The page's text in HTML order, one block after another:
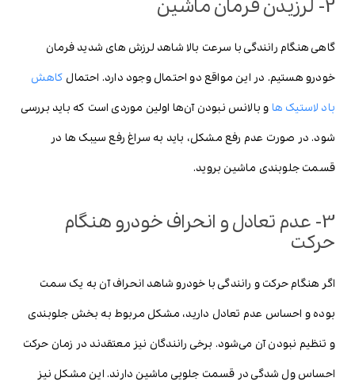
2- لرزیدن فرمان ماشین
گاهی هنگام رانندگی با سرعت بالا شاهد لرزش های شدید فرمان
خودرو هستیم. در این مواقع دو احتمال وجود دارد. احتمال کاهش
باد لاستیک ها و بالانس نبودن آن‌ها اولین موردی است که باید بررسی
شود. در صورت عدم رفع مشکل، باید به سراغ رفع سیبک ها در
قسمت جلوبندی ماشین بروید.
3- عدم تعادل و انحراف خودرو هنگام
حرکت
اگر هنگام حرکت و رانندگی با خودرو شاهد انحراف آن به یک سمت
بوده و احساس عدم تعادل دارید، مشکل مربوط به بخش جلوبندی
و تنظیم نبودن آن می‌شود. برخی رانندگان نیز معتقدند در زمان حرکت
احساس ول شدگی در قسمت جلویی ماشین دارند. این مشکل نیز